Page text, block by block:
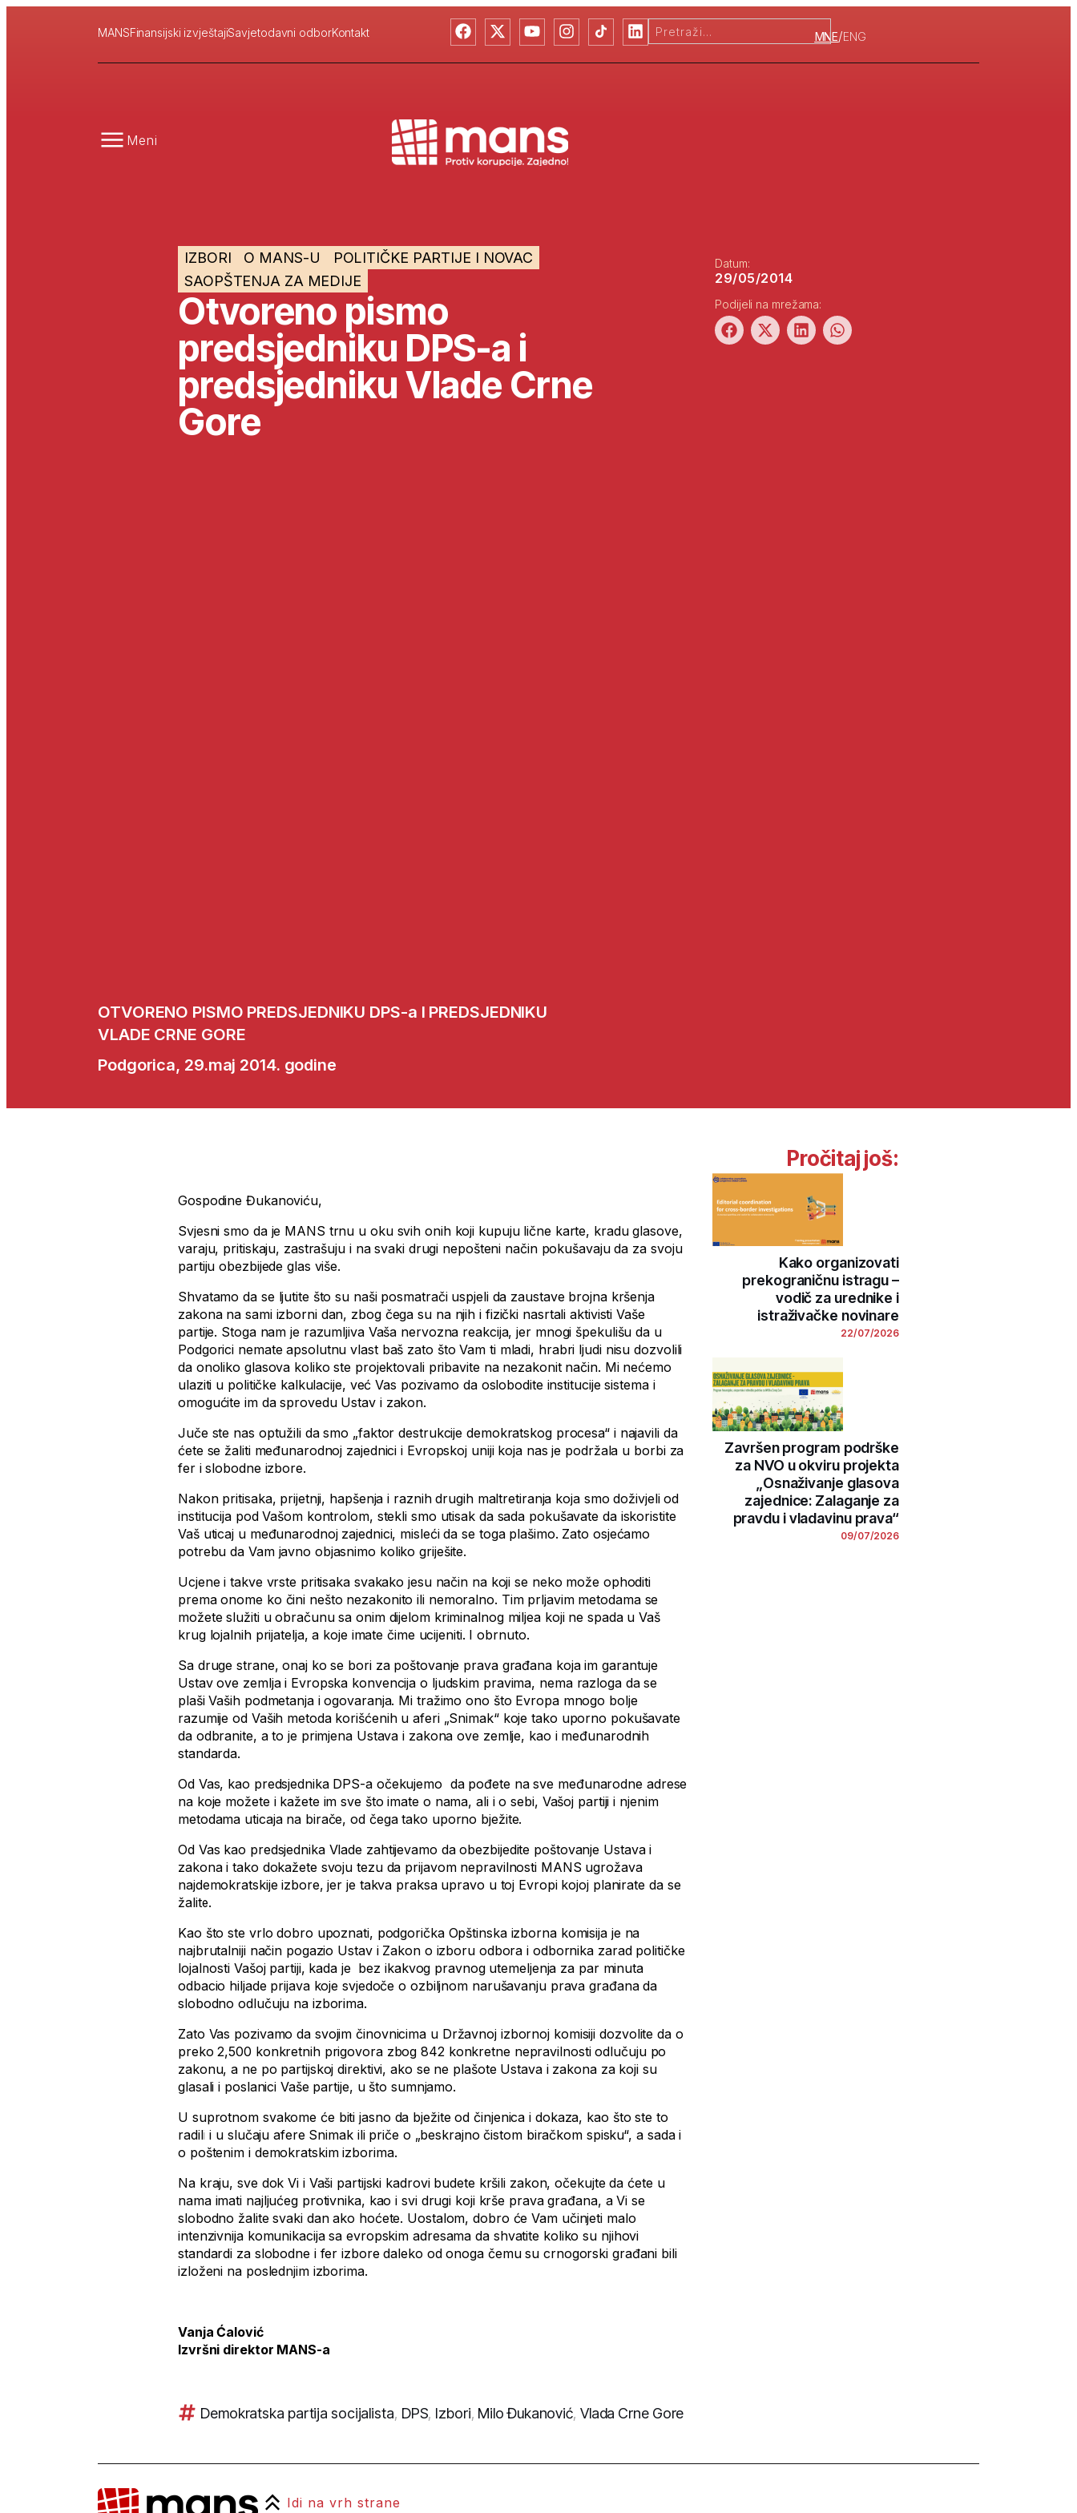
MANSFinansijski izvještajiSavjetodavni odborKontakt MNE/ENG
Meni
IZBORI O MANS-U
POLITIČKE PARTIJE I NOVAC
SAOPŠTENJA ZA MEDIJE
Otvoreno pismo
predsjedniku DPS-a i
predsjedniku Vlade Crne
Gore
Datum:
29/05/2014
Podijeli na mrežama:
OTVORENO PISMO PREDSJEDNIKU DPS-a I PREDSJEDNIKU
VLADE CRNE GORE
Podgorica, 29.maj 2014. godine
Gospodine Đukanoviću,
Svjesni smo da je MANS trnu u oku svih onih koji kupuju lične karte, kradu glasove,
varaju, pritiskaju, zastrašuju i na svaki drugi nepošteni način pokušavaju da za svoju
partiju obezbijede glas više.
Shvatamo da se ljutite što su naši posmatrači uspjeli da zaustave brojna kršenja
zakona na sami izborni dan, zbog čega su na njih i fizički nasrtali aktivisti Vaše
partije. Stoga nam je razumljiva Vaša nervozna reakcija, jer mnogi špekulišu da u
Podgorici nemate apsolutnu vlast baš zato što Vam ti mladi, hrabri ljudi nisu dozvolili
da onoliko glasova koliko ste projektovali pribavite na nezakonit način. Mi nećemo
ulaziti u političke kalkulacije, već Vas pozivamo da oslobodite institucije sistema i
omogućite im da sprovedu Ustav i zakon.
Juče ste nas optužili da smo „faktor destrukcije demokratskog procesa“ i najavili da
ćete se žaliti međunarodnoj zajednici i Evropskoj uniji koja nas je podržala u borbi za
fer i slobodne izbore.
Nakon pritisaka, prijetnji, hapšenja i raznih drugih maltretiranja koja smo doživjeli od
institucija pod Vašom kontrolom, stekli smo utisak da sada pokušavate da iskoristite
Vaš uticaj u međunarodnoj zajednici, misleći da se toga plašimo. Zato osjećamo
potrebu da Vam javno objasnimo koliko griješite.
Ucjene i takve vrste pritisaka svakako jesu način na koji se neko može ophoditi
prema onome ko čini nešto nezakonito ili nemoralno. Tim prljavim metodama se
možete služiti u obračunu sa onim dijelom kriminalnog miljea koji ne spada u Vaš
krug lojalnih prijatelja, a koje imate čime ucijeniti. I obrnuto.
Sa druge strane, onaj ko se bori za poštovanje prava građana koja im garantuje
Ustav ove zemlja i Evropska konvencija o ljudskim pravima, nema razloga da se
plaši Vaših podmetanja i ogovaranja. Mi tražimo ono što Evropa mnogo bolje
razumije od Vaših metoda korišćenih u aferi „Snimak“ koje tako uporno pokušavate
da odbranite, a to je primjena Ustava i zakona ove zemlje, kao i međunarodnih
standarda.
Od Vas, kao predsjednika DPS-a očekujemo da pođete na sve međunarodne adrese
na koje možete i kažete im sve što imate o nama, ali i o sebi, Vašoj partiji i njenim
metodama uticaja na birače, od čega tako uporno bježite.
Od Vas kao predsjednika Vlade zahtijevamo da obezbijedite poštovanje Ustava i
zakona i tako dokažete svoju tezu da prijavom nepravilnosti MANS ugrožava
najdemokratskije izbore, jer je takva praksa upravo u toj Evropi kojoj planirate da se
žalite.
Kao što ste vrlo dobro upoznati, podgorička Opštinska izborna komisija je na
najbrutalniji način pogazio Ustav i Zakon o izboru odbora i odbornika zarad političke
lojalnosti Vašoj partiji, kada je bez ikakvog pravnog utemeljenja za par minuta
odbacio hiljade prijava koje svjedoče o ozbiljnom narušavanju prava građana da
slobodno odlučuju na izborima.
Zato Vas pozivamo da svojim činovnicima u Državnoj izbornoj komisiji dozvolite da o
preko 2,500 konkretnih prigovora zbog 842 konkretne nepravilnosti odlučuju po
zakonu, a ne po partijskoj direktivi, ako se ne plašote Ustava i zakona za koji su
glasali i poslanici Vaše partije, u što sumnjamo.
U suprotnom svakome će biti jasno da bježite od činjenica i dokaza, kao što ste to
radili i u slučaju afere Snimak ili priče o „beskrajno čistom biračkom spisku“, a sada i
o poštenim i demokratskim izborima.
Na kraju, sve dok Vi i Vaši partijski kadrovi budete kršili zakon, očekujte da ćete u
nama imati najljućeg protivnika, kao i svi drugi koji krše prava građana, a Vi se
slobodno žalite svaki dan ako hoćete. Uostalom, dobro će Vam učinjeti malo
intenzivnija komunikacija sa evropskim adresama da shvatite koliko su njihovi
standardi za slobodne i fer izbore daleko od onoga čemu su crnogorski građani bili
izloženi na poslednjim izborima.
Vanja Ćalović
Izvršni direktor MANS-a
Demokratska partija socijalista, DPS, Izbori, Milo Đukanović, Vlada Crne Gore
Pročitaj još:
Kako organizovati
prekograničnu istragu –
vodič za urednike i
istraživačke novinare
22/07/2026
Završen program podrške
za NVO u okviru projekta
„Osnaživanje glasova
zajednice: Zalaganje za
pravdu i vladavinu prava“
09/07/2026
Idi na vrh strane